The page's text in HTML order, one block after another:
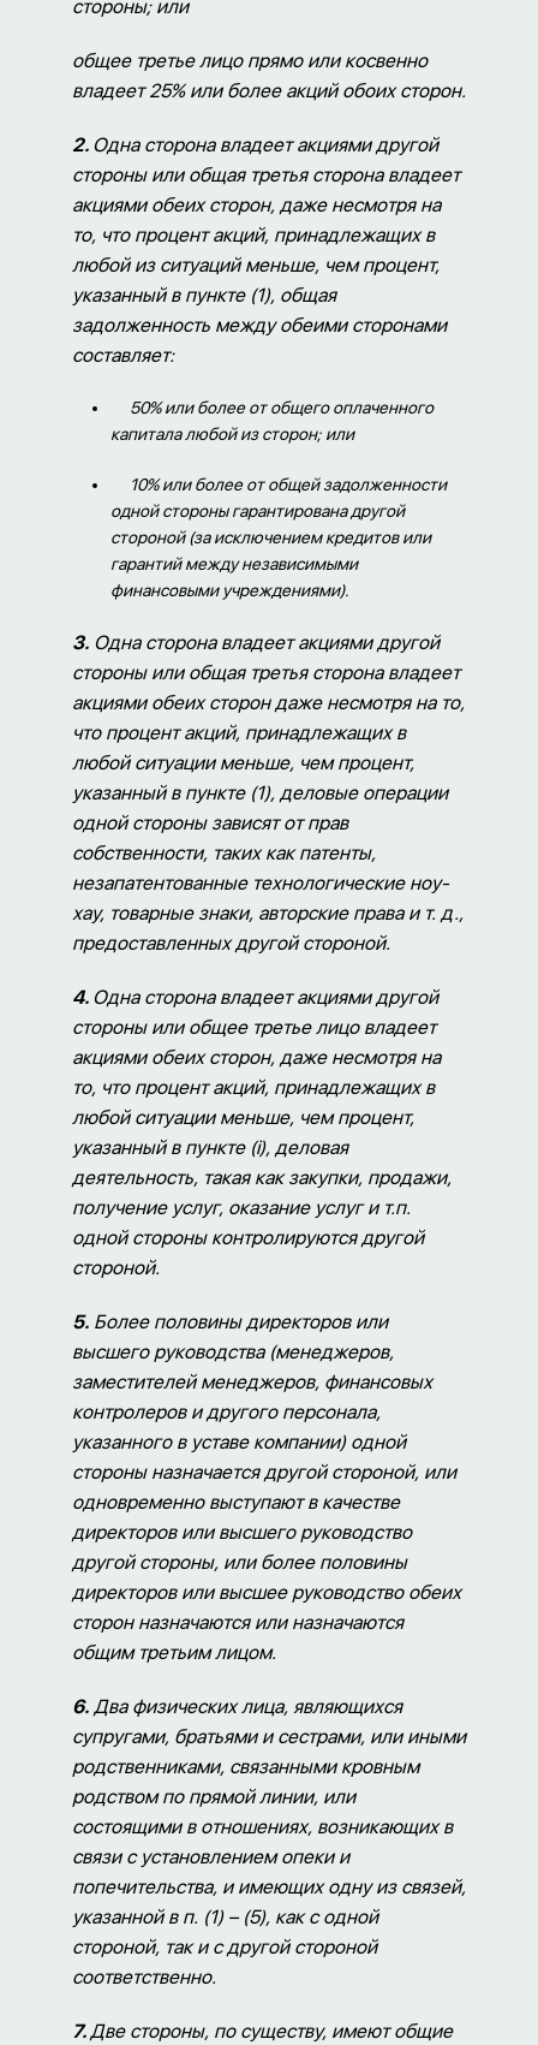
стороны; или
общее третье лицо прямо или косвенно
владеет 25% или более акций обоих сторон.
2. Одна сторона владеет акциями другой
стороны или общая третья сторона владеет
акциями обеих сторон, даже несмотря на
то, что процент акций, принадлежащих в
любой из ситуаций меньше, чем процент,
указанный в пункте (1), общая
задолженность между обеими сторонами
составляет:
50% или более от общего оплаченного
капитала любой из сторон; или
10% или более от общей задолженности
одной стороны гарантирована другой
стороной (за исключением кредитов или
гарантий между независимыми
финансовыми учреждениями).
3. Одна сторона владеет акциями другой
стороны или общая третья сторона владеет
акциями обеих сторон даже несмотря на то,
что процент акций, принадлежащих в
любой ситуации меньше, чем процент,
указанный в пункте (1), деловые операции
одной стороны зависят от прав
собственности, таких как патенты,
незапатентованные технологические ноу-
хау, товарные знаки, авторские права и т. д.,
предоставленных другой стороной.
4. Одна сторона владеет акциями другой
стороны или общее третье лицо владеет
акциями обеих сторон, даже несмотря на
то, что процент акций, принадлежащих в
любой ситуации меньше, чем процент,
указанный в пункте (i), деловая
деятельность, такая как закупки, продажи,
получение услуг, оказание услуг и т.п.
одной стороны контролируются другой
стороной.
5. Более половины директоров или
высшего руководства (менеджеров,
заместителей менеджеров, финансовых
контролеров и другого персонала,
указанного в уставе компании) одной
стороны назначается другой стороной, или
одновременно выступают в качестве
директоров или высшего руководство
другой стороны, или более половины
директоров или высшее руководство обеих
сторон назначаются или назначаются
общим третьим лицом.
6. Два физических лица, являющихся
супругами, братьями и сестрами, или иными
родственниками, связанными кровным
родством по прямой линии, или
состоящими в отношениях, возникающих в
связи с установлением опеки и
попечительства, и имеющих одну из связей,
указанной в п. (1) – (5), как с одной
стороной, так и с другой стороной
соответственно.
7.Две стороны, по существу, имеют общие